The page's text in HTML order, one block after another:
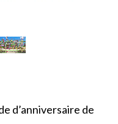
d’anniversaire de